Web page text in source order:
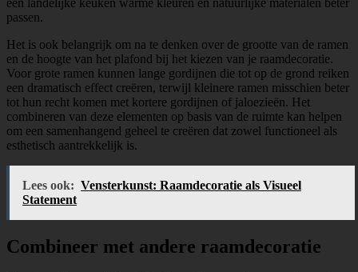
passen.
Het is ook belangrijk om na te denken over de grootte van de ramen
en de hoogte van het plafond bij het kiezen van je raamdecoratie.
Voor grote ramen kunnen lange gordijnen die tot op de grond reiken
een dramatisch effect creëren, terwijl kleinere ramen misschien beter
tot hun recht komen met kortere gordijnen of jaloezieën. Het
combineren van deze elementen op basis van de ruimte kan helpen
om een samenhangend geheel te creëren dat zowel functioneel als
esthetisch aantrekkelijk is.
Lees ook: Vensterkunst: Raamdecoratie als Visueel
Statement
Combineer met andere raamdecoratie